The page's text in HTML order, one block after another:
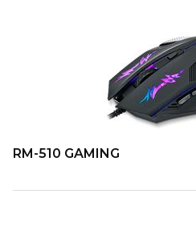
RM-510 GAMING